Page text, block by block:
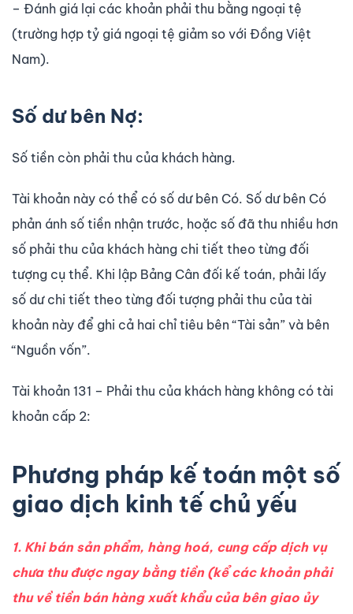
– Đánh giá lại các khoản phải thu bằng ngoại tệ
(trường hợp tỷ giá ngoại tệ giảm so với Đồng Việt
Nam).
Số dư bên Nợ:
Số tiền còn phải thu của khách hàng.
Tài khoản này có thể có số dư bên Có. Số dư bên Có
phản ánh số tiền nhận trước, hoặc số đã thu nhiều hơn
số phải thu của khách hàng chi tiết theo từng đối
tượng cụ thể. Khi lập Bảng Cân đối kế toán, phải lấy
số dư chi tiết theo từng đối tượng phải thu của tài
khoản này để ghi cả hai chỉ tiêu bên “Tài sản” và bên
“Nguồn vốn”.
Tài khoản 131 – Phải thu của khách hàng không có tài
khoản cấp 2:
Phương pháp kế toán một số
giao dịch kinh tế chủ yếu
1. Khi bán sản phẩm, hàng hoá, cung cấp dịch vụ
chưa thu được ngay bằng tiền (kể các khoản phải
thu về tiền bán hàng xuất khẩu của bên giao ủy